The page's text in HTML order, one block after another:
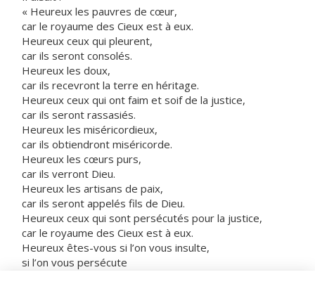
« Heureux les pauvres de cœur,
car le royaume des Cieux est à eux.
Heureux ceux qui pleurent,
car ils seront consolés.
Heureux les doux,
car ils recevront la terre en héritage.
Heureux ceux qui ont faim et soif de la justice,
car ils seront rassasiés.
Heureux les miséricordieux,
car ils obtiendront miséricorde.
Heureux les cœurs purs,
car ils verront Dieu.
Heureux les artisans de paix,
car ils seront appelés fils de Dieu.
Heureux ceux qui sont persécutés pour la justice,
car le royaume des Cieux est à eux.
Heureux êtes-vous si l’on vous insulte,
si l’on vous persécute